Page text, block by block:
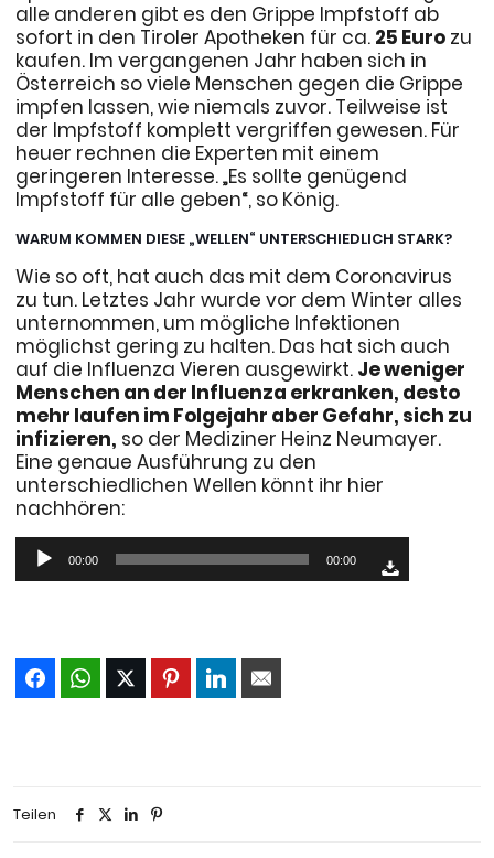
alle anderen gibt es den Grippe Impfstoff ab
sofort in den Tiroler Apotheken für ca. 25 Euro zu
kaufen. Im vergangenen Jahr haben sich in
Österreich so viele Menschen gegen die Grippe
impfen lassen, wie niemals zuvor. Teilweise ist
der Impfstoff komplett vergriffen gewesen. Für
heuer rechnen die Experten mit einem
geringeren Interesse. „Es sollte genügend
Impfstoff für alle geben“, so König.
WARUM KOMMEN DIESE „WELLEN“ UNTERSCHIEDLICH STARK?
Wie so oft, hat auch das mit dem Coronavirus
zu tun. Letztes Jahr wurde vor dem Winter alles
unternommen, um mögliche Infektionen
möglichst gering zu halten. Das hat sich auch
auf die Influenza Vieren ausgewirkt. Je weniger
Menschen an der Influenza erkranken, desto
mehr laufen im Folgejahr aber Gefahr, sich zu
infizieren, so der Mediziner Heinz Neumayer.
Eine genaue Ausführung zu den
unterschiedlichen Wellen könnt ihr hier
nachhören:
Audio-
Player
00:00 00:00
Teilen